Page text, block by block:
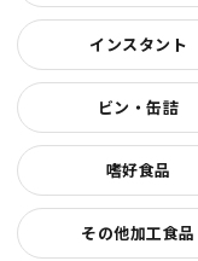
インスタント
ビン・缶詰
嗜好食品
その他加工食品